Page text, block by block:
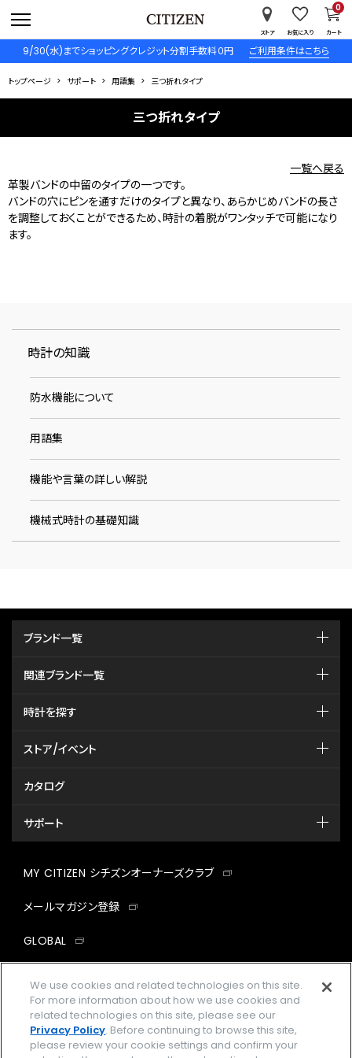
9/30(水)までショッピングクレジット分割手数料０円 ご利用条件はこちら
ストア お気に入り カート
0
トップページ サポート 用語集 三つ折れタイプ
三つ折れタイプ
一覧へ戻る
革製バンドの中留のタイプの一つです。
バンドの穴にピンを通すだけのタイプと異なり、あらかじめバンドの長さ
を調整しておくことができるため、時計の着脱がワンタッチで可能になり
ます。
時計の知識
防水機能について
用語集
機能や言葉の詳しい解説
機械式時計の基礎知識
ブランド一覧
関連ブランド一覧
時計を探す
ストア/イベント
カタログ
サポート
MY CITIZEN シチズンオーナーズクラブ
メールマガジン登録
GLOBAL
facebookinstagramtwitter
企業情報 ご利用規約
We use cookies and related technologies on this site.
For more information about how we use cookies and
related technologies on this site, please see our
Privacy Policy. Before continuing to browse this site,
please review your cookie settings and confirm your